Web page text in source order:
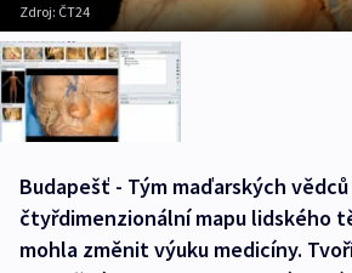
Zdroj: ČT24
Budapešť - Tým maďarských
čtyřdimenzionální mapu lidského
mohla změnit výuku medicíny.